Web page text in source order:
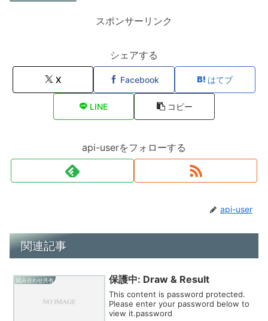
スポンサーリンク
シェアする
X Facebook はてブ
LINE コピー
api-userをフォローする
api-user
関連記事
組み合わせ共有 保護中: Draw & Result
This content is password protected.
Please enter your password below to
view it.password